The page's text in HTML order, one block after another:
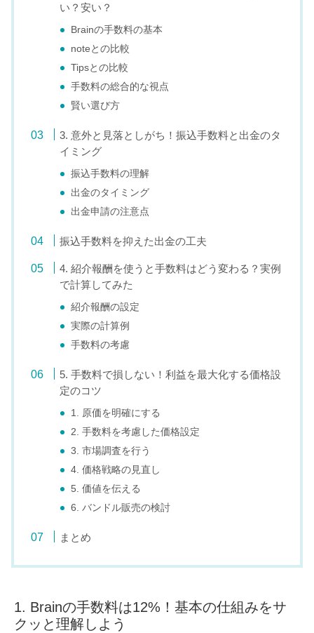
い？安い？
Brainの手数料の基本
noteとの比較
Tipsとの比較
手数料の総合的な視点
賢い選び方
3. 意外と見落としがち！振込手数料と出金のタ
イミング
振込手数料の理解
出金のタイミング
出金申請の注意点
振込手数料を抑えた出金の工夫
4. 紹介報酬を使うと手数料はどう変わる？実例
で計算してみた
紹介報酬の設定
実際の計算例
手数料の考慮
5. 手数料で損しない！利益を最大化する価格設
定のコツ
1. 原価を明確にする
2. 手数料を考慮した価格設定
3. 市場調査を行う
4. 価格戦略の見直し
5. 価値を伝える
6. バンドル販売の検討
まとめ
1. Brainの手数料は12%！基本の仕組みをサ
クッと理解しよう